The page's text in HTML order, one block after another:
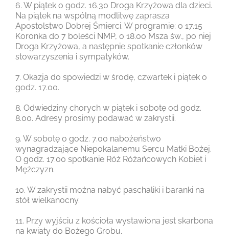
6. W piątek o godz. 16.30 Droga Krzyżowa dla dzieci.
Na piątek na wspólną modlitwę zaprasza
Apostolstwo Dobrej Śmierci. W programie: o 17.15
Koronka do 7 boleści NMP, o 18.00 Msza św., po niej
Droga Krzyżowa, a następnie spotkanie członków
stowarzyszenia i sympatyków.
7. Okazja do spowiedzi w środę, czwartek i piątek o
godz. 17.00.
8. Odwiedziny chorych w piątek i sobotę od godz.
8.00. Adresy prosimy podawać w zakrystii.
9. W sobotę o godz. 7.00 nabożeństwo
wynagradzające Niepokalanemu Sercu Matki Bożej.
O godz. 17.00 spotkanie Róż Różańcowych Kobiet i
Mężczyzn.
10. W zakrystii można nabyć paschaliki i baranki na
stół wielkanocny.
11. Przy wyjściu z kościoła wystawiona jest skarbona
na kwiaty do Bożego Grobu.